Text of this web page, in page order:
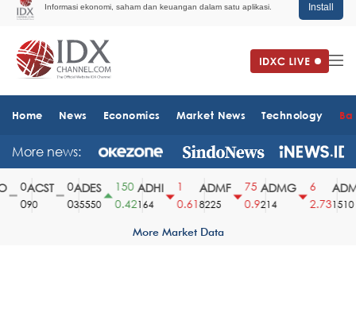
Informasi ekonomi, saham dan keuangan dalam satu aplikasi. Install
Home News Economics Market News Technology
More news:
ACST
90
ADES
35550
150
0.42
ADHI
164
0.61
ADMF
8225
75
0.9
ADMG
214
2.73
ADMR
1510
More Market Data